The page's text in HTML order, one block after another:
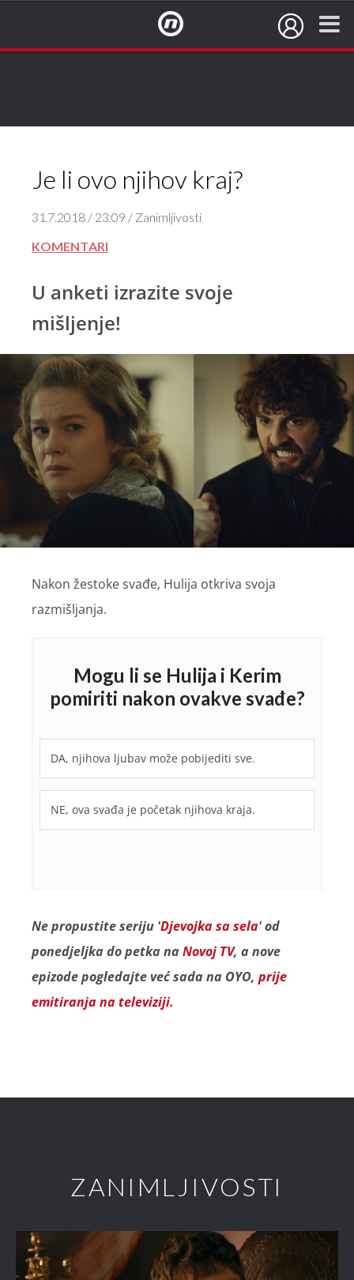
Je li ovo njihov kraj?
31.7.2018 / 23:09 / Zanimljivosti
KOMENTARI
U anketi izrazite svoje
mišljenje!
Nakon žestoke svađe, Hulija otkriva svoja
razmišljanja.
Mogu li se Hulija i Kerim
pomiriti nakon ovakve svađe?
DA, njihova ljubav može pobijediti sve.
NE, ova svađa je početak njihova kraja.
Ne propustite seriju 'Djevojka sa sela' od
ponedjeljka do petka naNovoj TV, a nove
epizode pogledajte već sada na OYO, prije
emitiranja na televiziji.
ZANIMLJIVOSTI